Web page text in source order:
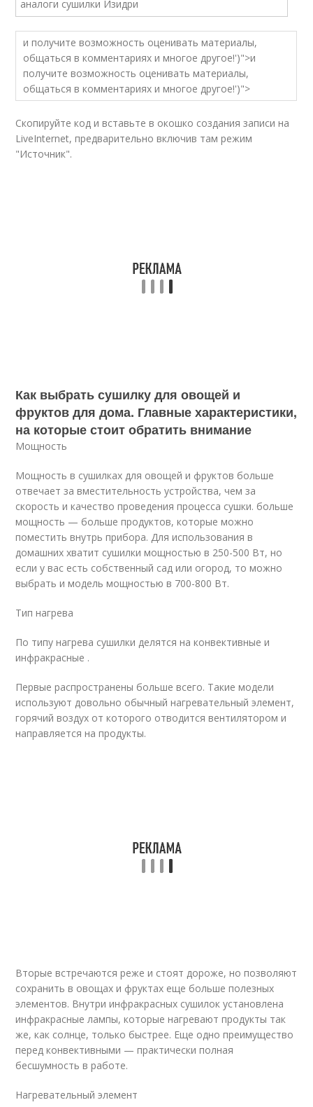
и получите возможность оценивать материалы,
общаться в комментариях и многое другое!')">и
получите возможность оценивать материалы,
общаться в комментариях и многое другое!')">
Скопируйте код и вставьте в окошко создания записи на
LiveInternet, предварительно включив там режим
"Источник".
Как выбрать сушилку для овощей и
фруктов для дома. Главные характеристики,
на которые стоит обратить внимание
Мощность
Мощность в сушилках для овощей и фруктов больше
отвечает за вместительность устройства, чем за
скорость и качество проведения процесса сушки. больше
мощность — больше продуктов, которые можно
поместить внутрь прибора. Для использования в
домашних хватит сушилки мощностью в 250-500 Вт, но
если у вас есть собственный сад или огород, то можно
выбрать и модель мощностью в 700-800 Вт.
Тип нагрева
По типу нагрева сушилки делятся на конвективные и
инфракрасные .
Первые распространены больше всего. Такие модели
используют довольно обычный нагревательный элемент,
горячий воздух от которого отводится вентилятором и
направляется на продукты.
Вторые встречаются реже и стоят дороже, но позволяют
сохранить в овощах и фруктах еще больше полезных
элементов. Внутри инфракрасных сушилок установлена
инфракрасные лампы, которые нагревают продукты так
же, как солнце, только быстрее. Еще одно преимущество
перед конвективными — практически полная
бесшумность в работе.
Нагревательный элемент